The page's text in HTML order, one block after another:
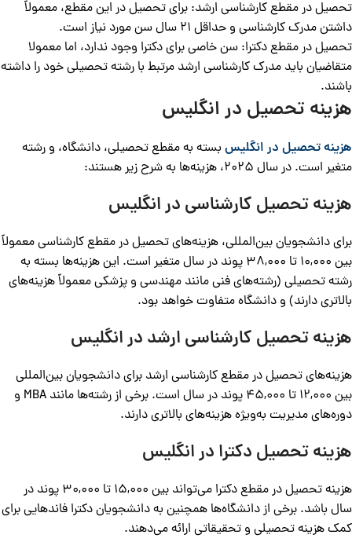
تحصیل در مقطع کارشناسی ارشد: برای تحصیل در این مقطع، معمولاً
داشتن مدرک کارشناسی و حداقل 21 سال سن مورد نیاز است.
تحصیل در مقطع دکترا: سن خاصی برای دکترا وجود ندارد، اما معمولا
متقاضیان باید مدرک کارشناسی ارشد مرتبط با رشته تحصیلی خود را داشته
باشند.
هزینه تحصیل در انگلیس
هزینه تحصیل در انگلیس بسته به مقطع تحصیلی، دانشگاه، و رشته
متغیر است. در سال 2025، هزینه‌ها به شرح زیر هستند:
هزینه تحصیل کارشناسی در انگلیس
برای دانشجویان بین‌المللی، هزینه‌های تحصیل در مقطع کارشناسی معمولاً
بین 10,000 تا 38,000 پوند در سال متغیر است. این هزینه‌ها بسته به
رشته تحصیلی (رشته‌های فنی مانند مهندسی و پزشکی معمولاً هزینه‌های
بالاتری دارند) و دانشگاه متفاوت خواهد بود.
هزینه تحصیل کارشناسی ارشد در انگلیس
هزینه‌های تحصیل در مقطع کارشناسی ارشد برای دانشجویان بین‌المللی
بین 12,000 تا 45,000 پوند در سال است. برخی از رشته‌ها مانند MBA و
دوره‌های مدیریت به‌ویژه هزینه‌های بالاتری دارند.
هزینه تحصیل دکترا در انگلیس
هزینه تحصیل در مقطع دکترا می‌تواند بین 15,000 تا 30,000 پوند در
سال باشد. برخی از دانشگاه‌ها همچنین به دانشجویان دکترا فاندهایی برای
کمک هزینه تحصیلی و تحقیقاتی ارائه می‌دهند.